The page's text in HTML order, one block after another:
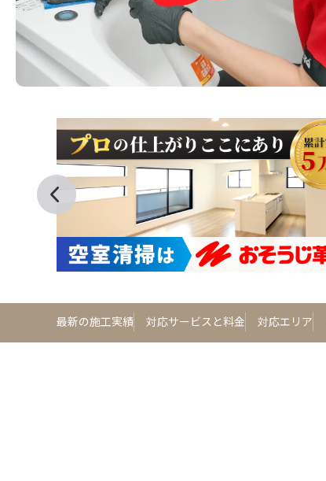
最新の施工実績 対応サービスと料金 対応エリア